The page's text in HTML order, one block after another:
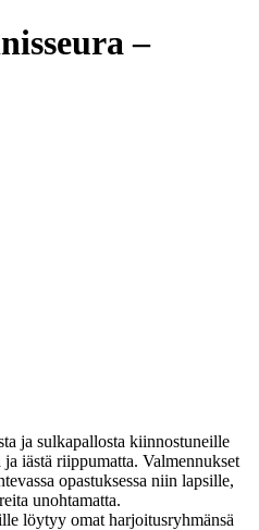
–
ja sulkapallosta kiinnostuneille
iästä riippumatta. Valmennukset
opastuksessa niin lapsille,
unohtamatta.
löytyy omat harjoitusryhmänsä